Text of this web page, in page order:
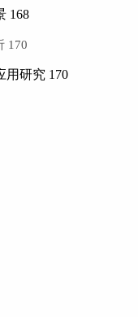
168
170
用研究 170